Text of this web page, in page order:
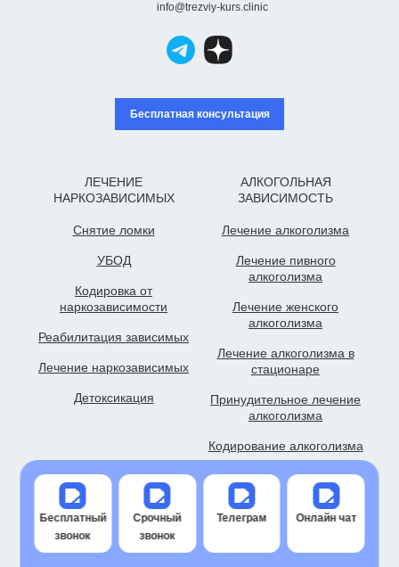
info@trezviy-kurs.clinic
Бесплатная консультация
ЛЕЧЕНИЕ
НАРКОЗАВИСИМЫХ
Снятие ломки
УБОД
Кодировка от
наркозависимости
Реабилитация зависимых
Лечение наркозависимых
Детоксикация
АЛКОГОЛЬНАЯ
ЗАВИСИМОСТЬ
Лечение алкоголизма
Лечение пивного
алкоголизма
Лечение женского
алкоголизма
Лечение алкоголизма в
стационаре
Принудительное лечение
алкоголизма
Кодирование алкоголизма
НАРКОЛОГИЧЕСКАЯ
ПОМОЩЬ
Наркологическая клиника
Капельница от запоя
ПОЛЕЗНЫЕ ССЫЛКИ
Все услуги
Политика
Бесплатный
звонок
Срочный
звонок
Телеграм Онлайн чат